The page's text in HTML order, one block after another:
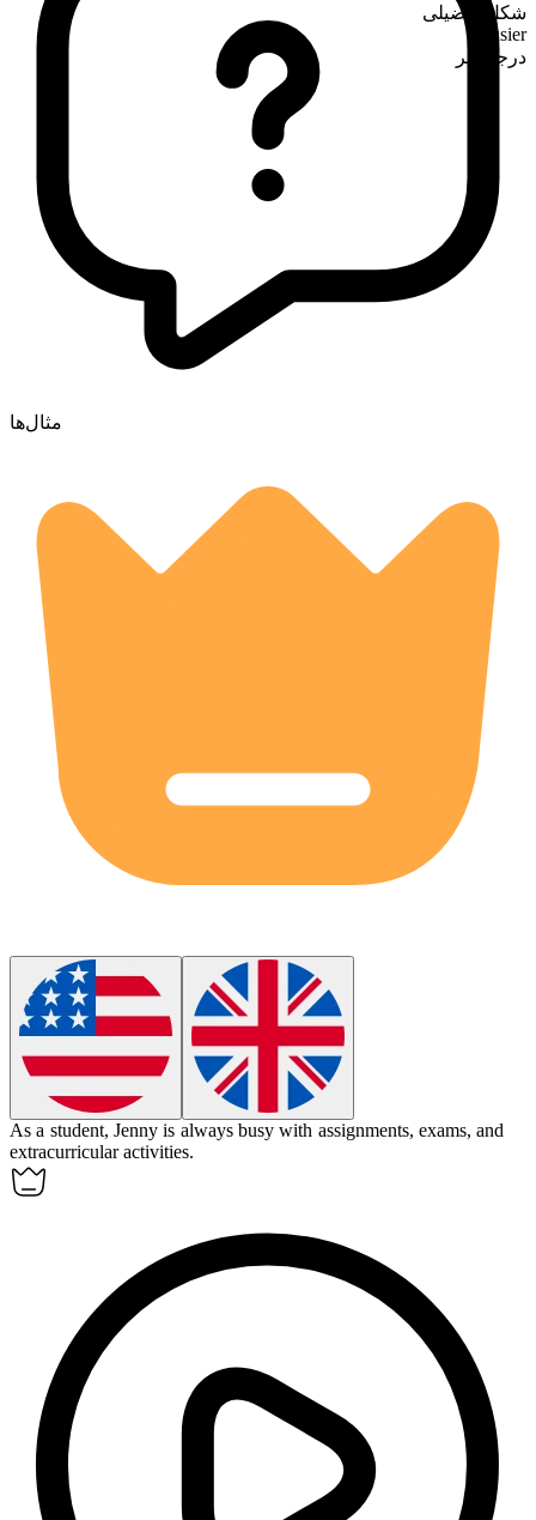
شکل تفضیلی
busier
درجه‌پذیر
مثال‌ها
As a student, Jenny is always busy with assignments, exams, and
extracurricular activities.